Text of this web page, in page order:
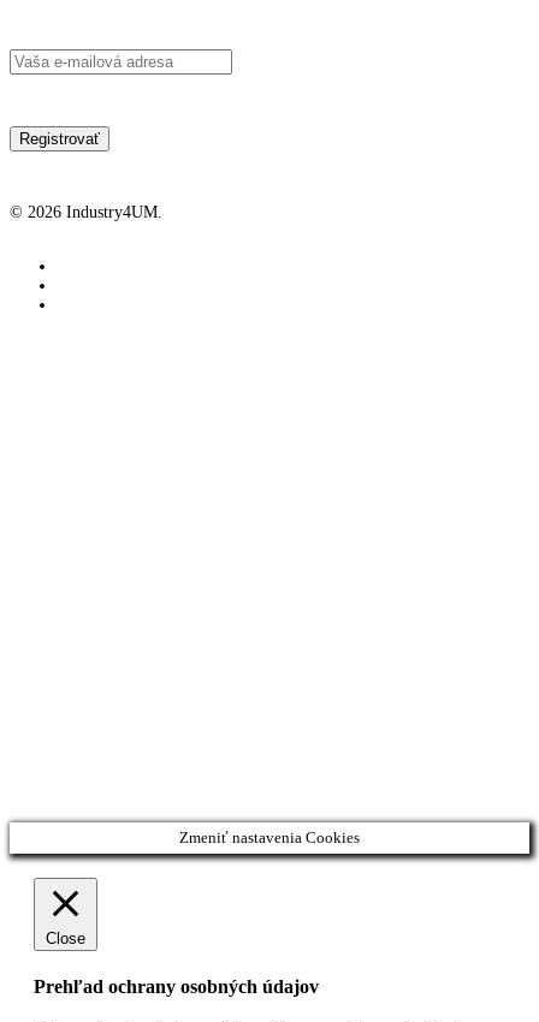
© 2026 Industry4UM.
Zmeniť nastavenia Cookies
Close
Prehľad ochrany osobných údajov